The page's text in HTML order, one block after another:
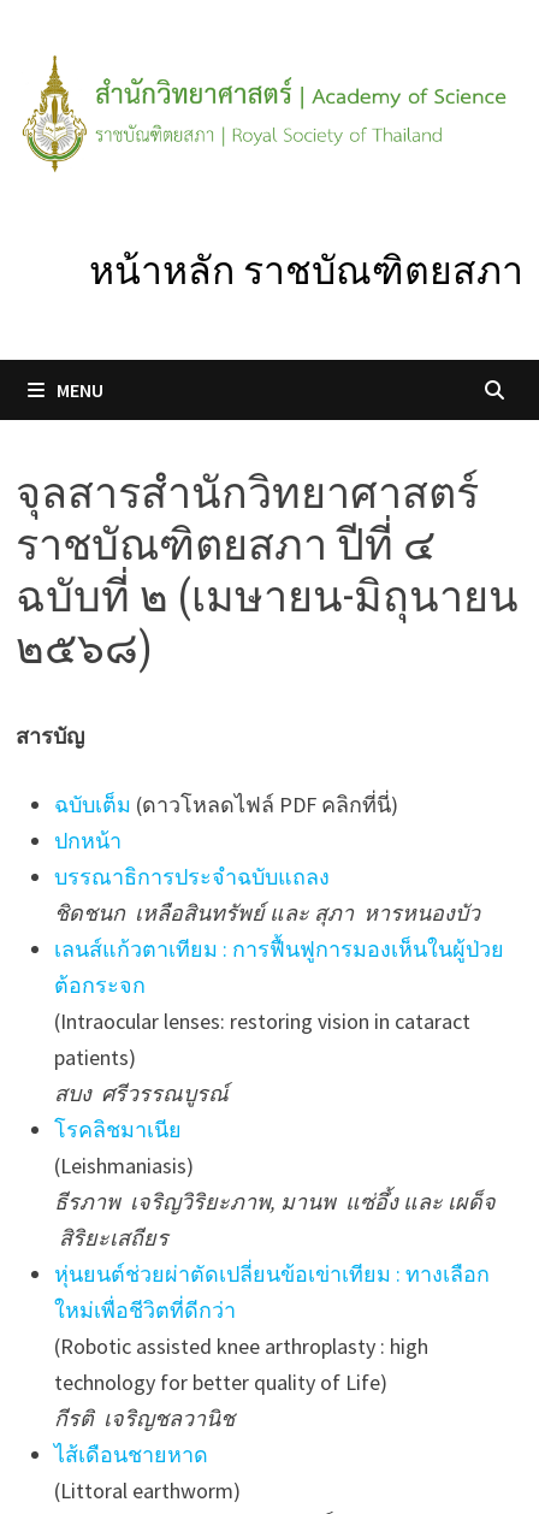
content
หน้าหลัก ราชบัณฑิตยสภา
MENU
จุลสารสำนักวิทยาศาสตร์
ราชบัณฑิตยสภา ปีที่ ๔
ฉบับที่ ๒ (เมษายน-มิถุนายน
๒๕๖๘)
สารบัญ
ฉบับเต็ม (ดาวโหลดไฟล์ PDF คลิกที่นี่)
ปกหน้า
บรรณาธิการประจำฉบับแถลง
ชิดชนก เหลือสินทรัพย์ และ สุภา หารหนองบัว
เลนส์แก้วตาเทียม : การฟื้นฟูการมองเห็นในผู้ป่วย
ต้อกระจก
(Intraocular lenses: restoring vision in cataract
patients)
สบง ศรีวรรณบูรณ์
โรคลิชมาเนีย
(Leishmaniasis)
ธีรภาพ เจริญวิริยะภาพ, มานพ แซ่อึ้ง และ เผด็จ
สิริยะเสถียร
หุ่นยนต์ช่วยผ่าตัดเปลี่ยนข้อเข่าเทียม : ทางเลือก
ใหม่เพื่อชีวิตที่ดีกว่า
(Robotic assisted knee arthroplasty : high
technology for better quality of Life)
กีรติ เจริญชลวานิช
ไส้เดือนชายหาด
(Littoral earthworm)